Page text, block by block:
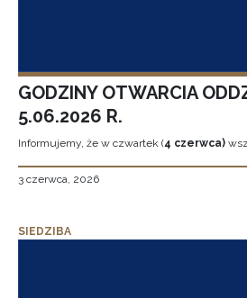
GODZINY OTWARCIA
5.06.2026 R.
Informujemy, że w czwartek (4 czerwca)
3 czerwca, 2026
SIEDZIBA